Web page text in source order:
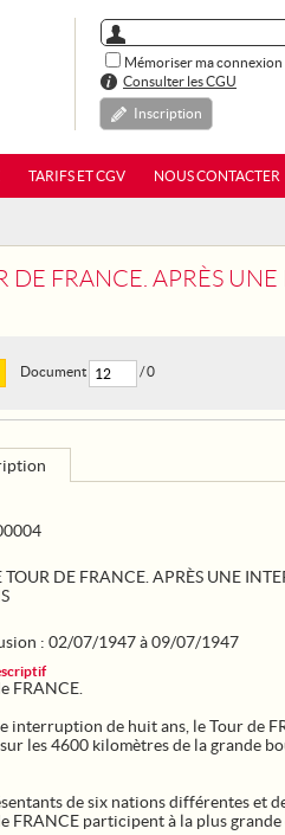
Mémoriser ma connexion
Consulter les CGU
Inscription
TARIFS ET CGV NOUS CONTACTER
FRANCE. APRÈS
Document / 0
TOUR DE FRANCE. APRÈS UNE
: 02/07/1947 à 09/07/1947
FRANCE.
interruption de huit ans, le Tour de
les 4600 kilomètres de la grande
de six nations différentes et
FRANCE participent à la plus